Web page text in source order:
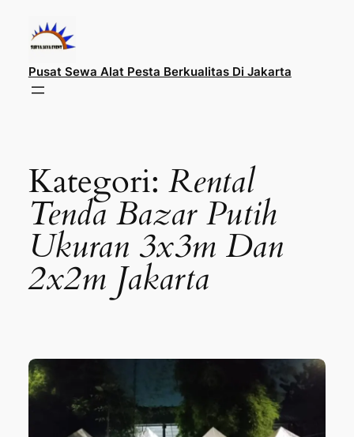
konten
Pusat Sewa Alat Pesta Berkualitas Di Jakarta
Kategori: Rental
Tenda Bazar Putih
Ukuran 3x3m Dan
2x2m Jakarta